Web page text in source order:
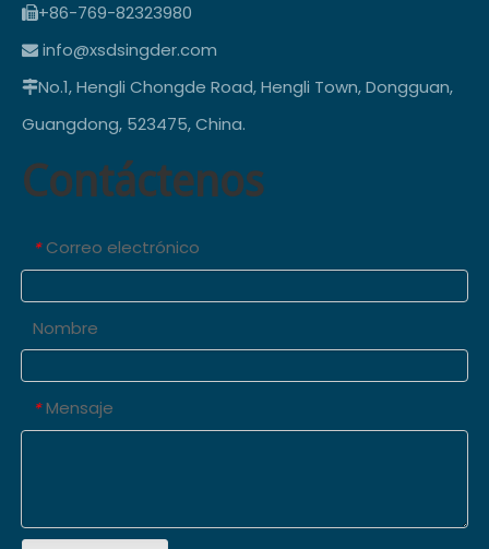
+86-769-82323980
 info@xsdsingder.com
No.1, Hengli Chongde Road, Hengli Town, Dongguan,
Guangdong, 523475, China.
Contáctenos
* Correo electrónico
Nombre
* Mensaje